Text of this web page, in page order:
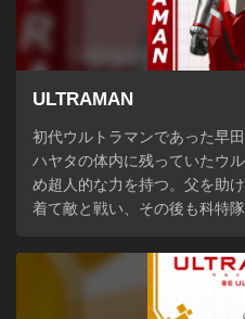
ULTRAMAN
初代ウルトラマンであった早
ハヤタの体内に残っていたウ
め超人的な力を持つ。父を助
着て敵と戦い、その後も科特隊